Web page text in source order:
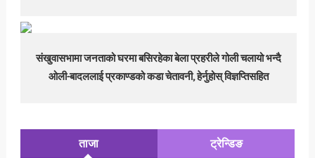
संखुवासभामा जनताको घरमा बसिरहेका बेला प्रहरीले गोली चलायो भन्दै
ओली-बादललाई प्रकाण्डको कडा चेतावनी, हेर्नुहोस् विज्ञप्तिसहित
ताजा ट्रेन्डिङ